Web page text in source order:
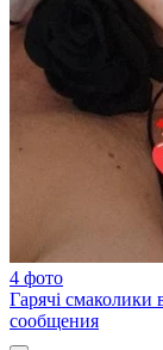
4 фото
Гарячі
сообщения